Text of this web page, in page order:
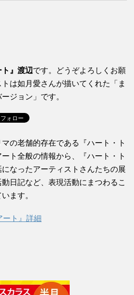
ト』渡辺です。どうぞよろしくお願
は如月愛さんが描いてくれた「ま
ジョン」です。
の老舗的存在である『ハート・ト
ト全般の情報から、『ハート・ト
なったアーティストさんたちの展
日記など、表現活動にまつわるこ
ます。
ート』詳細